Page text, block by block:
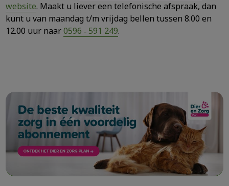
website. Maakt u liever een telefonische afspraak, dan
kunt u van maandag t/m vrijdag bellen tussen 8.00 en
12.00 uur naar0596 ‑ 591 249.